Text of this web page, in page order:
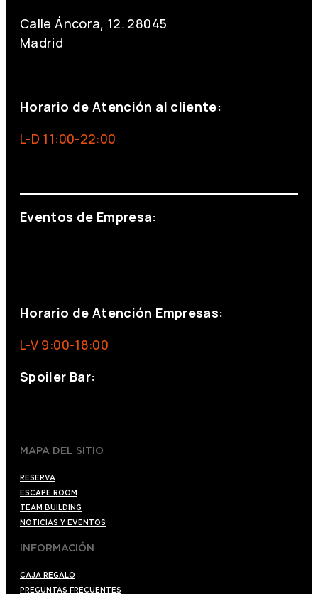
Calle Áncora, 12. 28045
Madrid
Horario de Atención al cliente:
L-D 11:00-22:00
Eventos de Empresa:
Horario de Atención Empresas:
L-V 9:00-18:00
Spoiler Bar:
MAPA DEL SITIO
RESERVA
ESCAPE ROOM
TEAM BUILDING
NOTICIAS Y EVENTOS
INFORMACIÓN
CAJA REGALO
PREGUNTAS FRECUENTES